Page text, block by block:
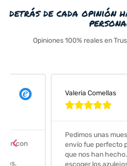
detrás de cada opinión
Opiniones 100% reales en
Valeria Comellas

Pedimos unas muestras de
envío fue perfecto pero lo mejor
que nos han hecho. Nos
escoger los azulejos. Lo